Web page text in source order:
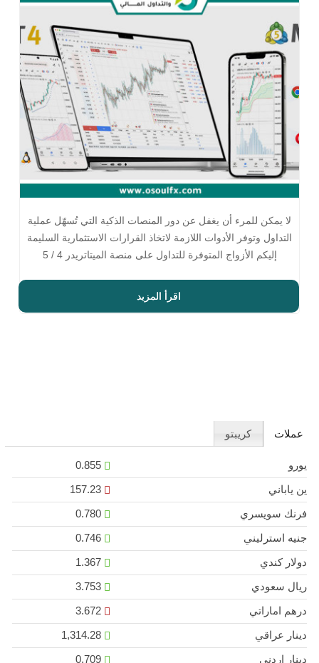
لا يمكن للمرء أن يغفل عن دور المنصات الذكية التي تُسهّل عملية
التداول وتوفر الأدوات اللازمة لاتخاذ القرارات الاستثمارية السليمة
إليكم الأزواج المتوفرة للتداول على منصة الميتاتريدر 4 / 5
اقرأ المزيد
عملات كريبتو
يورو
0.855
ين ياباني
157.23
فرنك سويسري
0.780
جنيه استرليني
0.746
دولار كندي
1.367
ريال سعودي
3.753
درهم اماراتي
3.672
دينار عراقي
1,314.28
دينار اردني
0.709